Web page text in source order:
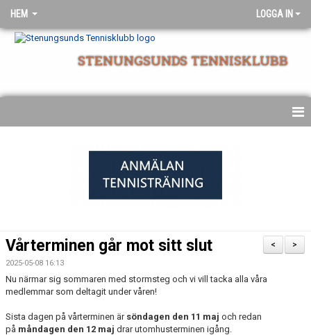
HEM LOGGA IN
STENUNGSUNDS TENNISKLUBB
>
<
Vårterminen går mot sitt slut
2025-05-08 16:13
Nu närmar sig sommaren med stormsteg och vi vill tacka alla våra
medlemmar som deltagit under våren!
Sista dagen på vårterminen är söndagen den 11 maj och redan
på måndagen den 12 maj drar utomhusterminen igång.